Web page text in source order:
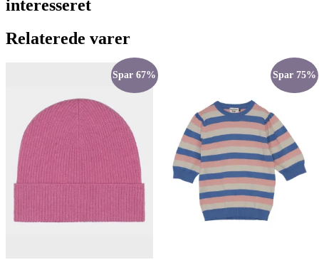
interesseret
Relaterede varer
Spar 67% Spar 75%